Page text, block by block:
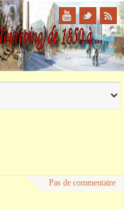
Pas de commentaire